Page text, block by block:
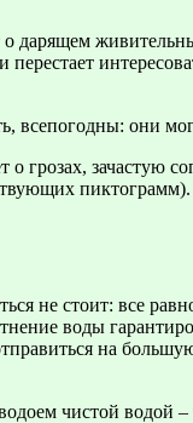
дарящем
всепогодны: они
о грозах,
не стоит: все
воды
на
чистой водой